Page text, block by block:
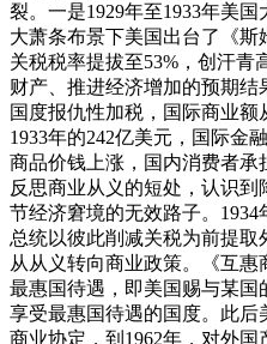
裂。一是1929年至1933年美
大萧条布景下美国出台了《
关税税率提拔至53%，创汗青
财产、推进经济增加的预期结
国度报仇性加税，国际商业额
1933年的242亿美元，国际金
商品价钱上涨，国内消费者承
反思商业从义的短处，认识
节经济窘境的无效路子。
总统以彼此削减关税为前提
从从义转向商业政策。《互
最惠国待遇，即美国赐与某
享受最惠国待遇的国度。此后
商业协定，到1962年，对外国